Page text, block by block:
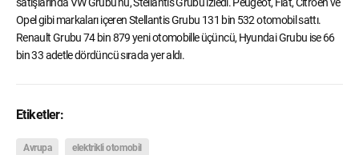
satışlarında VW Grubu'nu, Stellantis Grubu izledi. Peugeot, Fiat, Citroen ve
Opel gibi markaları içeren Stellantis Grubu 131 bin 532 otomobil sattı.
Renault Grubu 74 bin 879 yeni otomobille üçüncü, Hyundai Grubu ise 66
bin 33 adetle dördüncü sırada yer aldı.
Etiketler:
Avrupa elektrikli otomobil